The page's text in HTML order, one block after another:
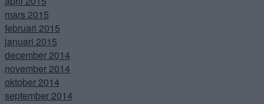
mars 2015
februari 2015
januari 2015
december 2014
november 2014
oktober 2014
september 2014